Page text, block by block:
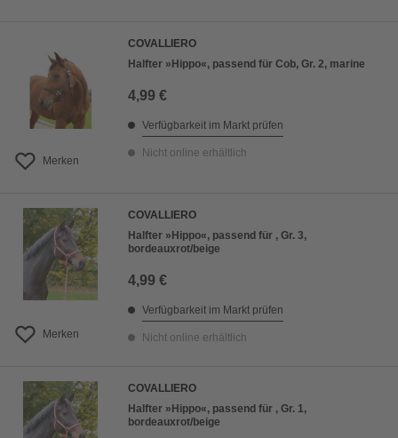
Merken
COVALLIERO
Halfter »Hippo«, passend für Cob, Gr. 2, marine
4,99 €
Verfügbarkeit im Markt prüfen
Nicht online erhältlich
Merken
COVALLIERO
Halfter »Hippo«, passend für , Gr. 3,
bordeauxrot/beige
4,99 €
Verfügbarkeit im Markt prüfen
Nicht online erhältlich
COVALLIERO
Halfter »Hippo«, passend für , Gr. 1,
bordeauxrot/beige